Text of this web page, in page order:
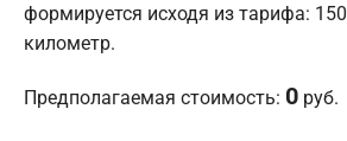
формируется исходя из тарифа:
километр.
Предполагаемая стоимость: 0 руб.